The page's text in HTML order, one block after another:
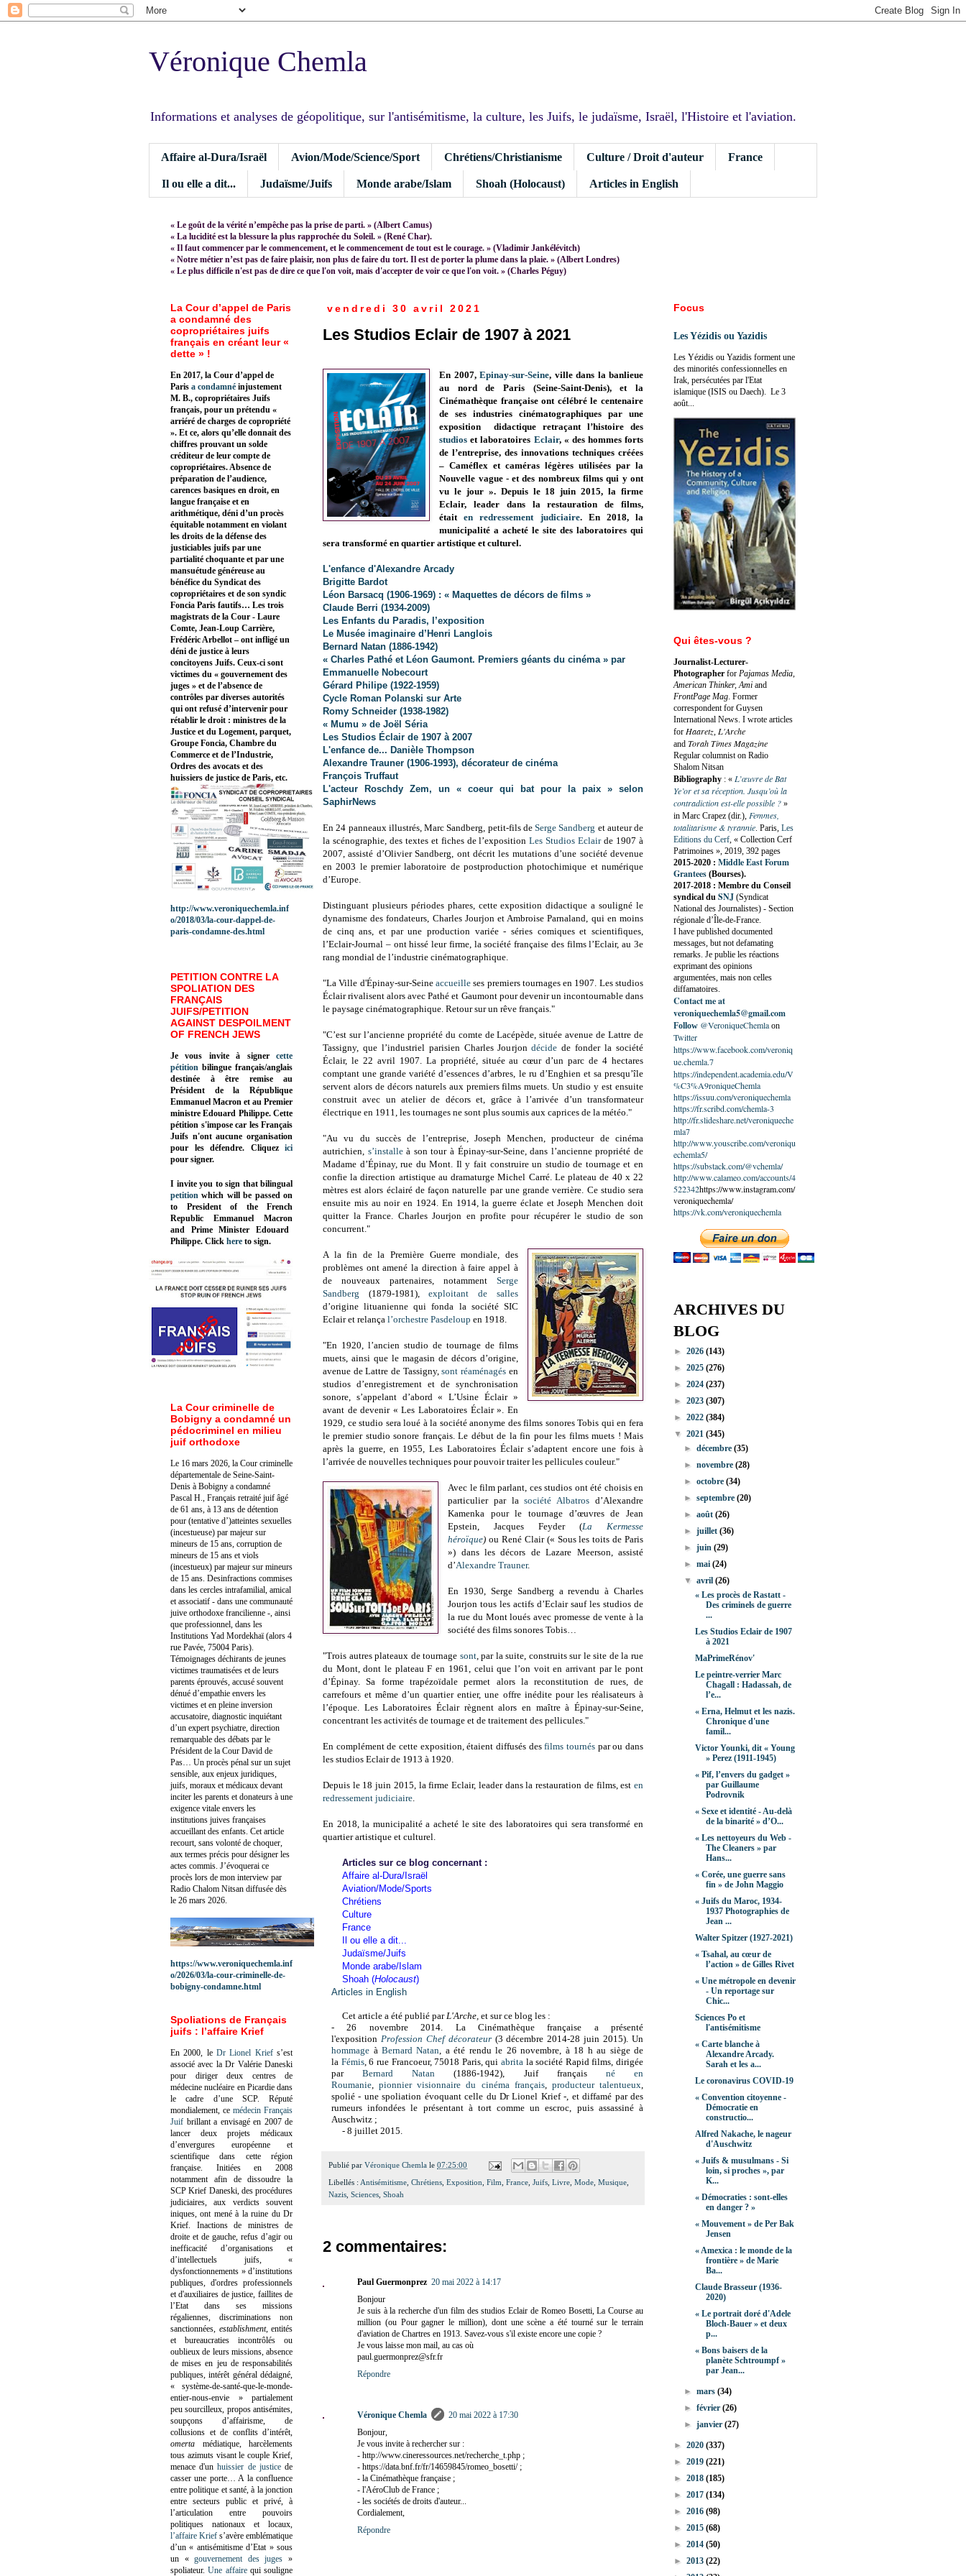
Véronique Chemla
Informations et analyses de géopolitique, sur l'antisémitisme, la culture, les Juifs, le judaïsme, Israël, l'Histoire et l'aviation.
Affaire al-Dura/Israël Avion/Mode/Science/Sport Chrétiens/Christianisme Culture / Droit d'auteur France
Il ou elle a dit... Judaïsme/Juifs Monde arabe/Islam Shoah (Holocaust) Articles in English
« Le goût de la vérité n’empêche pas la prise de parti. » (Albert Camus)
« La lucidité est la blessure la plus rapprochée du Soleil. » (René Char).
« Il faut commencer par le commencement, et le commencement de tout est le courage. » (Vladimir Jankélévitch)
« Notre métier n’est pas de faire plaisir, non plus de faire du tort. Il est de porter la plume dans la plaie. » (Albert Londres)
« Le plus difficile n'est pas de dire ce que l'on voit, mais d'accepter de voir ce que l'on voit. » (Charles Péguy)
vendredi 30 avril 2021
Les Studios Eclair de 1907 à 2021
En 2007,Epinay-sur-Seine, ville dans la banlieue
au nord de Paris (Seine-Saint-Denis), et la
Cinémathèque française ont célébré le centenaire
de ses industries cinématographiques par une
exposition didactique retraçant l’histoire des
studios et laboratoires Eclair, « des hommes forts
de l’entreprise, des innovations techniques créées
– Caméflex et caméras légères utilisées par la
Nouvelle vague - et des nombreux films qui y ont
vu le jour ». Depuis le 18 juin 2015, la firme
Eclair, leader dans la restauration de films,
étaiten redressement judiciaire. En 2018, la
municipalité a acheté le site des laboratoires qui
sera transformé en quartier artistique et culturel.
L'enfance d'Alexandre Arcady
Brigitte Bardot
Léon Barsacq (1906-1969) : « Maquettes de décors de films »
Claude Berri (1934-2009)
Les Enfants du Paradis, l’exposition
Le Musée imaginaire d’Henri Langlois
Bernard Natan (1886-1942)
« Charles Pathé et Léon Gaumont. Premiers géants du cinéma » par
Emmanuelle Nobecourt
Gérard Philipe (1922-1959)
Cycle Roman Polanski sur Arte
Romy Schneider (1938-1982)
« Mumu » de Joël Séria
Les Studios Éclair de 1907 à 2007
L'enfance de... Danièle Thompson
Alexandre Trauner (1906-1993), décorateur de cinéma
François Truffaut
L'acteur Roschdy Zem, un « coeur qui bat pour la paix » selon
SaphirNews
En 24 panneaux illustrés, Marc Sandberg, petit-fils de Serge Sandberg et auteur de
la scénographie, des textes et fiches de l’expositionLes Studios Eclairde 1907 à
2007, assisté d’Olivier Sandberg, ont décrit les mutations d’une société devenue
en 2003 le premier laboratoire de postproduction photochimique et numérique
d’Europe.
Distinguant plusieurs périodes phares, cette exposition didactique a souligné le
dynamisme des fondateurs, Charles Jourjon et Ambroise Parnaland, qui en moins
de cinq ans, et par une production variée - séries comiques et scientifiques,
l’Eclair-Journal – ont hissé leur firme, la société française des films l’Eclair, au 3e
rang mondial de l’industrie cinématographique.
"La Ville d'Épinay-sur-Seine accueilleses premiers tournages en 1907. Les studios
Éclair rivalisent alors avec Pathé et Gaumont pour devenir un incontournable dans
le paysage cinématographique. Retour sur un rêve français."
"C’est sur l’ancienne propriété du comte de Lacépède, située avenue de Lattre de
Tassigny, que l’industriel parisien Charles Jourjondécide de fonder la société
Éclair, le 22 avril 1907. La propriété, située au cœur d’un parc de 4 hectares
comptant une grande variété d’essences d’arbres, le ru d’Enghien et sa presqu’île
servent alors de décors naturels aux premiers films muets. Un studio y est ensuite
construit avec un atelier de décors et, grâce à l’arrivée d’un transformateur
électrique en 1911, les tournages ne sont plus soumis aux caprices de la météo."
"Au vu du succès de l’entreprise, Joseph Menchen, producteur de cinéma
autrichien, s’installeà son tour à Épinay-sur-Seine, dans l’ancienne propriété de
Madame d’Épinay, rue du Mont. Il y fait construire un studio de tournage et en
confie la direction artistique au dramaturge Michel Carré. Le plateau de 40 x 22
mètres est alors éclairé de façon naturelle par une grande verrière. Ce studio sera
ensuite mis au noir en 1924. En 1914, la guerre éclate et Joseph Menchen doit
quitter la France. Charles Jourjon en profite pour récupérer le studio de son
concurrent."
A la fin de la Première Guerre mondiale, des
problèmes ont amené la direction à faire appel à
de nouveaux partenaires, notamment Serge
Sandberg (1879-1981),exploitant de salles
d’origine lituanienne qui fonda la société SIC
Eclair et relança l’orchestre Pasdeloup en 1918.
"En 1920, l’ancien studio de tournage de films
muets, ainsi que le magasin de décors d’origine,
avenue de Lattre de Tassigny,sont réaménagés en
studios d’enregistrement et de synchronisation
sonore, s’appelant d’abord « L’Usine Éclair »
avant de devenir « Les Laboratoires Éclair ». En
1929, ce studio sera loué à la société anonyme des films sonores Tobis qui en fera
le premier studio sonore français. Le début de la fin pour les films muets ! Mais
après la guerre, en 1955, Les Laboratoires Éclair s’adaptent encore une fois à
l’arrivée de nouvelles techniques pour pouvoir traiter les pellicules couleur."
Avec le film parlant, ces studios ont été choisis en
particulier par lasociété Albatros d’Alexandre
Kamenka pour le tournage d’œuvres de Jean
Epstein, Jacques Feyder (La Kermesse
héroïque) ou René Clair (« Sous les toits de Paris
») dans les décors de Lazare Meerson, assisté
d’Alexandre Trauner.
En 1930, Serge Sandberg a revendu à Charles
Jourjon tous les actifs d’Eclair sauf les studios de
la rue du Mont loués avec promesse de vente à la
société des films sonores Tobis…
"Trois autres plateaux de tournage sont, par la suite, construits sur le site de la rue
du Mont, dont le plateau F en 1961, celui que l’on voit en arrivant par le pont
d’Épinay. Sa forme trapézoïdale permet alors la reconstitution de rues, de
carrefours et même d’un quartier entier, une offre inédite pour les réalisateurs à
l’époque. Les Laboratoires Éclair règnent alors en maître à Épinay-sur-Seine,
concentrant les activités de tournage et de traitement des pellicules."
En complément de cette exposition, étaient diffusés desfilms tournés par ou dans
les studios Eclair de 1913 à 1920.
Depuis le 18 juin 2015, la firme Eclair, leader dans la restauration de films, est en
redressement judiciaire.
En 2018, la municipalité a acheté le site des laboratoires qui sera transformé en
quartier artistique et culturel.
Articles sur ce blog concernant :
Affaire al-Dura/Israël
Aviation/Mode/Sports
Chrétiens
Culture
France
Il ou elle a dit...
Judaïsme/Juifs
Monde arabe/Islam
Shoah (Holocaust)
Articles in English
Cet article a été publié parL'Arche,et sur ce blog les :
-26 novembre 2014. La Cinémathèque française a présenté
l'exposition Profession Chef décorateur (3 décembre 2014-28 juin 2015).Un
hommage à Bernard Natan, a été rendu le 26 novembre, à 18 h au siège de
la Fémis, 6 rue Francoeur, 75018 Paris, qui abritala société Rapid films, dirigée
parBernard Natan (1886-1942), Juif français né en
Roumanie,pionnier visionnaire du cinéma français, producteur talentueux,
spolié - une spoliation évoquant celle du Dr Lionel Krief -, et diffamé par des
rumeurs infondées le présentant à tort comme un escroc, puis assassiné à
Auschwitz ;
- 8 juillet 2015.
Publié par Véronique Chemla le 07:25:00
Libellés : Antisémitisme, Chrétiens, Exposition, Film, France, Juifs, Livre, Mode, Musique,
Nazis, Sciences, Shoah
2 commentaires:
Paul Guermonprez 20 mai 2022 à 14:17
Bonjour
Je suis à la recherche d'un film des studios Eclair de Romeo Bosetti, La Course au
million (ou Pour gagner le million), dont une scène a été tourné sur le terrain
d'aviation de Chartres en 1913. Savez-vous s'il existe encore une copie ?
Je vous laisse mon mail, au cas où
paul.guermonprez@sfr.fr
Répondre
Véronique Chemla
20 mai 2022 à 17:30
Bonjour,
Je vous invite à rechercher sur :
- http://www.cineressources.net/recherche_t.php ;
- https://data.bnf.fr/fr/14659845/romeo_bosetti/ ;
- la Cinémathèque française ;
- l'AéroClub de France ;
- les sociétés de droits d'auteur...
Cordialement,
Répondre
La Cour d’appel de Paris
a condamné des
copropriétaires juifs
français en créant leur «
dette » !
En 2017, la Cour d’appel de
Paris a condamné injustement
M. B., copropriétaires Juifs
français, pour un prétendu «
arriéré de charges de copropriété
». Et ce, alors qu’elle donnait des
chiffres prouvant un solde
créditeur de leur compte de
copropriétaires. Absence de
préparation de l’audience,
carences basiques en droit, en
langue française et en
arithmétique, déni d’un procès
équitable notamment en violant
les droits de la défense des
justiciables juifs par une
partialité choquante et par une
mansuétude généreuse au
bénéfice du Syndicat des
copropriétaires et de son syndic
Foncia Paris fautifs… Les trois
magistrats de la Cour - Laure
Comte, Jean-Loup Carrière,
Frédéric Arbellot – ont infligé un
déni de justice à leurs
concitoyens Juifs. Ceux-ci sont
victimes du « gouvernement des
juges » et de l’absence de
contrôles par diverses autorités
qui ont refusé d’intervenir pour
rétablir le droit : ministres de la
Justice et du Logement, parquet,
Groupe Foncia, Chambre du
Commerce et de l’Industrie,
Ordres des avocats et des
huissiers de justice de Paris, etc.
http://www.veroniquechemla.inf
o/2018/03/la-cour-dappel-de-
paris-condamne-des.html
PETITION CONTRE LA
SPOLIATION DES
FRANÇAIS
JUIFS/PETITION
AGAINST DESPOILMENT
OF FRENCH JEWS
Je vous invite à signer cette
pétition bilingue français/anglais
destinée à être remise au
Président de la République
Emmanuel Macron et au Premier
ministre Edouard Philippe. Cette
pétition s'impose car les Français
Juifs n'ont aucune organisation
pour les défendre. Cliquez
ici
pour signer.
I invite you to sign that bilingual
petition which will be passed on
to President of the French
Republic Emmanuel Macron
and Prime Minister Edouard
Philippe. Click here to sign.
La Cour criminelle de
Bobigny a condamné un
pédocriminel en milieu
juif orthodoxe
Le 16 mars 2026, la Cour criminelle
départementale de Seine-Saint-
Denis à Bobigny a condamné
Pascal H., Français retraité juif âgé
de 61 ans, à 13 ans de détention
pour (tentative d’)atteintes sexuelles
(incestueuse) par majeur sur
mineurs de 15 ans, corruption de
mineurs de 15 ans et viols
(incestueux) par majeur sur mineurs
de 15 ans. Desinfractions commises
dans les cercles intrafamilial, amical
et associatif - dans une communauté
juive orthodoxe francilienne -, ainsi
que professionnel, dans les
Institutions Yad Mordekhaï (alors 4
rue Pavée, 75004 Paris).
Témoignages déchirants de jeunes
victimes traumatisées et de leurs
parents éprouvés, accusé souvent
dénué d’empathie envers les
victimes et en pleine inversion
accusatoire, diagnostic inquiétant
d’un expert psychiatre, direction
remarquable des débats par le
Président de la Cour David de
Pas… Un procès pénal sur un sujet
sensible, aux enjeux juridiques,
juifs, moraux et médicaux devant
inciter les parents et donateurs à une
exigence vitale envers les
institutions juives françaises
accueillant des enfants. Cet article
recourt, sans volonté de choquer,
aux termes précis pour désigner les
actes commis. J’évoquerai ce
procès lors de mon interview par
Radio Chalom Nitsan diffusée dès
le 26 mars 2026.
https://www.veroniquechemla.inf
o/2026/03/la-cour-criminelle-de-
bobigny-condamne.html
Spoliations de Français
juifs : l’affaire Krief
En 2000, le Dr Lionel Kriefs’est
associé avec la Dr Valérie Daneski
pour diriger deux centres de
médecine nucléaire en Picardie dans
le cadre d’une SCP. Réputé
mondialement, ce médecin Français
Juif brillant a envisagé en 2007 de
lancer deux projets médicaux
d’envergures européenne et
scientifique dans cette région
française. Initiées en 2008
notamment afin de dissoudre la
SCP Krief Daneski, des procédures
judiciaires, aux verdicts souvent
iniques, ont mené à la ruine du Dr
Krief. Inactions de ministres de
droite et de gauche, refus d’agir ou
inefficacité d’organisations et
d’intellectuels juifs, «
dysfonctionnements » d’institutions
publiques, d'ordres professionnels
et d'auxiliaires de justice, faillites de
l’Etat dans ses missions
régaliennes, discriminations non
sanctionnées, establishment, entités
et bureaucraties incontrôlés ou
oublieux de leurs missions, absence
de mises en jeu de responsabilités
publiques, intérêt général dédaigné,
« système-de-santé-que-le-monde-
entier-nous-envie » partialement
peu sourcilleux, propos antisémites,
soupçons d’affairisme, de
collusions et de conflits d’intérêt,
omerta médiatique, harcèlements
tous azimuts visant le couple Krief,
menace d'unhuissier de justicede
casser une porte… A la confluence
entre politique et santé, à la jonction
entre secteurs public et privé, à
l’articulation entre pouvoirs
politiques nationaux et locaux,
l’affaire Krief s’avère emblématique
d’un « antisémitisme d’Etat » sous
un «gouvernement des juges »
spoliateur.Une affairequi souligne
Focus
Les Yézidis ou Yazidis
Les Yézidis ou Yazidis forment une
des minorités confessionnelles en
Irak, persécutées par l'Etat
islamique (ISIS ou Daech). Le 3
août...
Qui êtes-vous ?
Journalist-Lecturer-
Photographer for Pajamas Media,
American Thinker, Ami and
FrontPage Mag. Former
correspondent for Guysen
International News. I wrote articles
for Haaretz, L'Arche
and Torah Times Magazine
Regular columnist on Radio
Shalom Nitsan
Bibliography : « L’œuvre de Bat
Ye’or et sa réception. Jusqu’où la
contradiction est-elle possible ? »
in Marc Crapez (dir.), Femmes,
totalitarisme & tyrannie. Paris, Les
Editions du Cerf, « Collection Cerf
Patrimoines », 2019, 392 pages
2015-2020 : Middle East Forum
Grantees (Bourses).
2017-2018 : Membre du Conseil
syndical du SNJ (Syndicat
National des Journalistes) - Section
régionale d’Île-de-France.
I have published documented
messages, but not defamating
remarks. Je publie les réactions
exprimant des opinions
argumentées, mais non celles
diffamatoires.
Contact me at
veroniquechemla5@gmail.com
Follow @VeroniqueChemlaon
Twitter
https://www.facebook.com/veroniq
ue.chemla.7
https://independent.academia.edu/V
%C3%A9roniqueChemla
https://issuu.com/veroniquechemla
https://fr.scribd.com/chemla-3
http://fr.slideshare.net/veroniqueche
mla7
http://www.youscribe.com/veroniqu
echemla5/
https://substack.com/@vchemla/
http://www.calameo.com/accounts/4
522342https://www.instagram.com/
veroniquechemla/
https://vk.com/veroniquechemla
ARCHIVES DU
BLOG
► 2026 (143)
► 2025 (276)
► 2024 (237)
► 2023 (307)
► 2022 (384)
▼ 2021 (345)
►décembre(35)
►novembre(28)
►octobre(34)
►septembre(20)
►août(26)
►juillet(36)
►juin(29)
►mai(24)
▼avril(26)
« Les procès de Rastatt -
Des criminels de guerre
...
Les Studios Eclair de 1907
à 2021
MaPrimeRénov'
Le peintre-verrier Marc
Chagall : Hadassah, de
l’e...
« Erna, Helmut et les nazis.
Chronique d'une
famil...
Victor Younki, dit « Young
» Perez (1911-1945)
« Pif, l’envers du gadget »
par Guillaume
Podrovnik
« Sexe et identité - Au-delà
de la binarité » d’O...
« Les nettoyeurs du Web -
The Cleaners » par
Hans...
« Corée, une guerre sans
fin » de John Maggio
« Juifs du Maroc, 1934-
1937 Photographies de
Jean ...
Walter Spitzer (1927-2021)
« Tsahal, au cœur de
l’action » de Gilles Rivet
« Une métropole en devenir
- Un reportage sur
Chic...
Sciences Po et
l'antisémitisme
« Carte blanche à
Alexandre Arcady.
Sarah et les a...
Le coronavirus COVID-19
« Convention citoyenne -
Démocratie en
constructio...
Alfred Nakache, le nageur
d'Auschwitz
« Juifs & musulmans - Si
loin, si proches », par
K...
« Démocraties : sont-elles
en danger ? »
« Mouvement » de Per Bak
Jensen
« Amexica : le monde de la
frontière » de Marie
Ba...
Claude Brasseur (1936-
2020)
« Le portrait doré d'Adele
Bloch-Bauer » et deux
p...
« Bons baisers de la
planète Schtroumpf »
par Jean...
►mars(34)
►février(26)
►janvier(27)
► 2020 (337)
► 2019 (221)
► 2018 (185)
► 2017 (134)
► 2016 (98)
► 2015 (68)
► 2014 (50)
► 2013 (22)